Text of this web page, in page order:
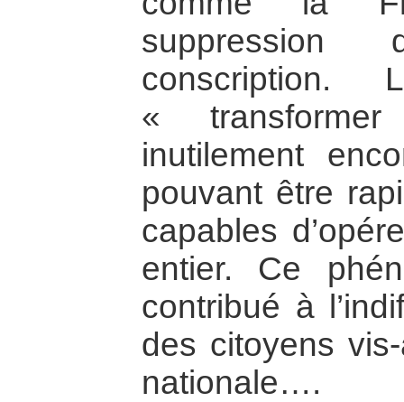
conscription.
«
inutilement
pouvant être
capables
entier. Ce
contribué à
des citoyens
nationale….